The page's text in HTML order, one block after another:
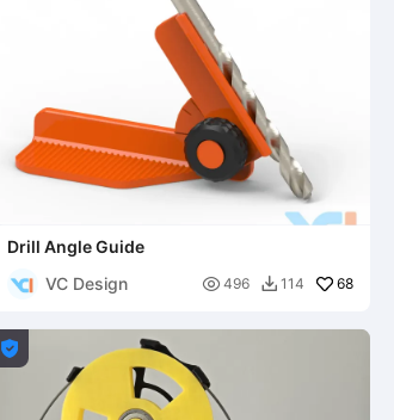
Drill Angle Guide
VC Design
 496  114 68
